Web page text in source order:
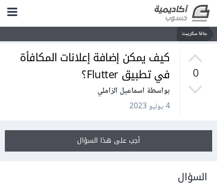
جافا سكريبت
0
كيف يمكن إضافة إعلانات المكافأة
في تطبيق Flutter؟
بواسطة اسماعيل الزاملي
4 يوليو 2023
أجب على هذا السؤال
السؤال